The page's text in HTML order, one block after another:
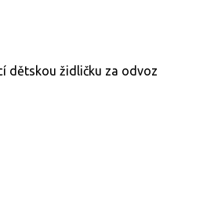
dětskou židličku za odvoz